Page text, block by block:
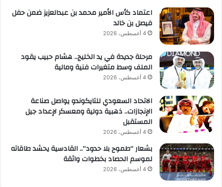
اعتماد كأس الأمير محمد بن عبدالعزيز ضمن حفل
فيصل بن خالد
4 أغسطس، 2026
مرحلة جديدة في يد الخليج.. هشام حبيب يقود
الملف وسط متغيرات فنية ومالية
4 أغسطس، 2026
الاتحاد السعودي للتايكوندو يواصل صناعة
الإنجازات.. ذهبية دولية ومعسكر لإعداد جيل
المستقبل
4 أغسطس، 2026
بشعار “طموح بلا حدود”.. القادسية يحشد طاقاته
لموسم الحصاد بخطوات واثقة
4 أغسطس، 2026